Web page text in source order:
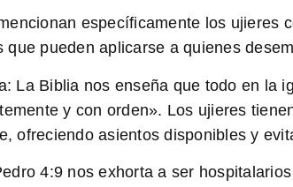
específicamente los ujieres
que pueden aplicarse a quienes
La Biblia nos enseña que todo en la
y con orden». Los ujieres
ofreciendo asientos disponibles y
4:9 nos exhorta a ser